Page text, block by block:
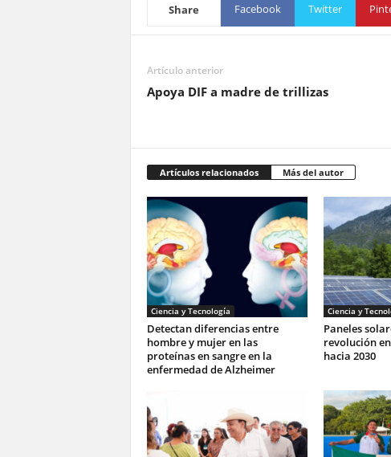
Share Facebook Twitter
Artículo anterior
Apoya DIF a madre de trillizas
Artículos relacionados Más del autor
Ciencia y Tecnología
Detectan diferencias entre
hombre y mujer en las
proteínas en sangre en la
enfermedad de Alzheimer
Ciencia y
Paneles
revolución
hacia 2030